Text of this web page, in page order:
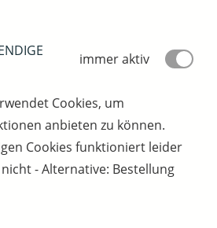
immer aktiv
Cookies, um
anbieten zu können.
Cookies funktioniert leider
- Alternative: Bestellung